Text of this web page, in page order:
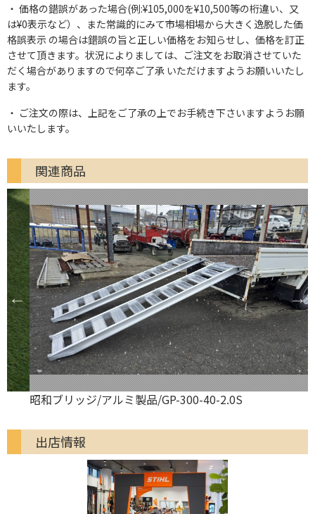
価格の錯誤があった場合(例:¥105,000を¥10,500等の桁違い、又
は¥0表示など）、また常識的にみて市場相場から大きく逸脱した価
格誤表示 の場合は錯誤の旨と正しい価格をお知らせし、価格を訂正
させて頂きます。状況によりましては、ご注文をお取消させていた
だく場合がありますので何卒ご了承 いただけますようお願いいたし
ます。
ご注文の際は、上記をご了承の上でお手続き下さいますようお願
いいたします。
関連商品
昭和ブリッジ/アルミ製品/GP-300-40-2.0S
出店情報